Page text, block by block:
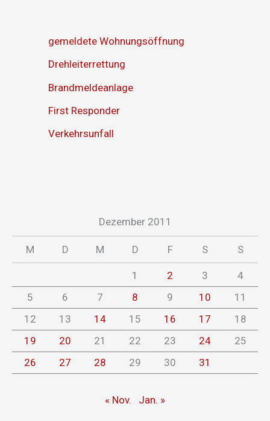
gemeldete Wohnungsöffnung
Drehleiterrettung
Brandmeldeanlage
First Responder
Verkehrsunfall
Dezember 2011
M D M D F S S
1 2 3
4
5
6 7 8 9 10
11
12
13 14 15 16 17
18
19
20 21 22 23 24
25
26
27 28 29 30 31
« Nov. Jan. »